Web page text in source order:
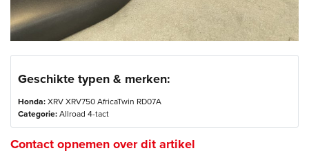
Geschikte typen & merken:
Honda: XRV XRV750 AfricaTwin RD07A
Categorie: Allroad 4-tact
Contact opnemen over dit artikel